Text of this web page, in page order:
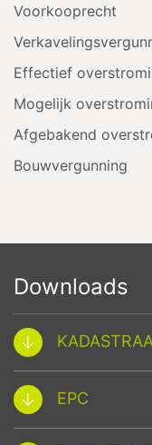
Voorkooprecht
Effectief
Mogelijk
Afgebakend
Bouwvergunning
Downloads
EPC